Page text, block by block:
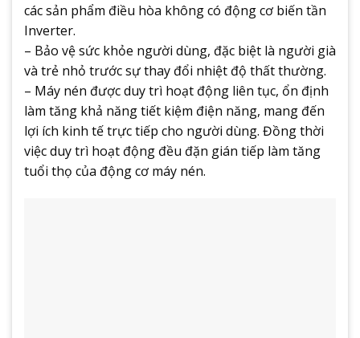
các sản phẩm điều hòa không có động cơ biến tần
Inverter.
– Bảo vệ sức khỏe người dùng, đặc biệt là người già
và trẻ nhỏ trước sự thay đổi nhiệt độ thất thường.
– Máy nén được duy trì hoạt động liên tục, ổn định
làm tăng khả năng tiết kiệm điện năng, mang đến
lợi ích kinh tế trực tiếp cho người dùng. Đồng thời
việc duy trì hoạt động đều đặn gián tiếp làm tăng
tuổi thọ của động cơ máy nén.